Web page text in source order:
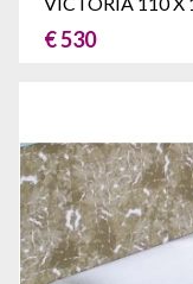
€ 530